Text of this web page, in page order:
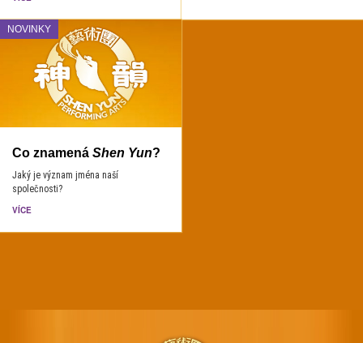
NOVINKY
Co znamená Shen Yun?
Jaký je význam jména naší
společnosti?
VÍCE